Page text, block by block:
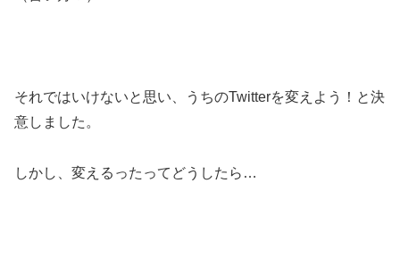
それではいけないと思い、うちのTwitterを変えよう！と決
意しました。
しかし、変えるったってどうしたら…